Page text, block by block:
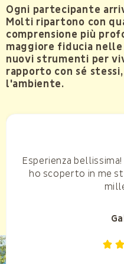
Ogni partecipante
Molti ripartono con
comprensione più
maggiore fiducia
nuovi strumenti per
rapporto con sé
l'ambiente.
 
Esperienza
ho scoperto in me